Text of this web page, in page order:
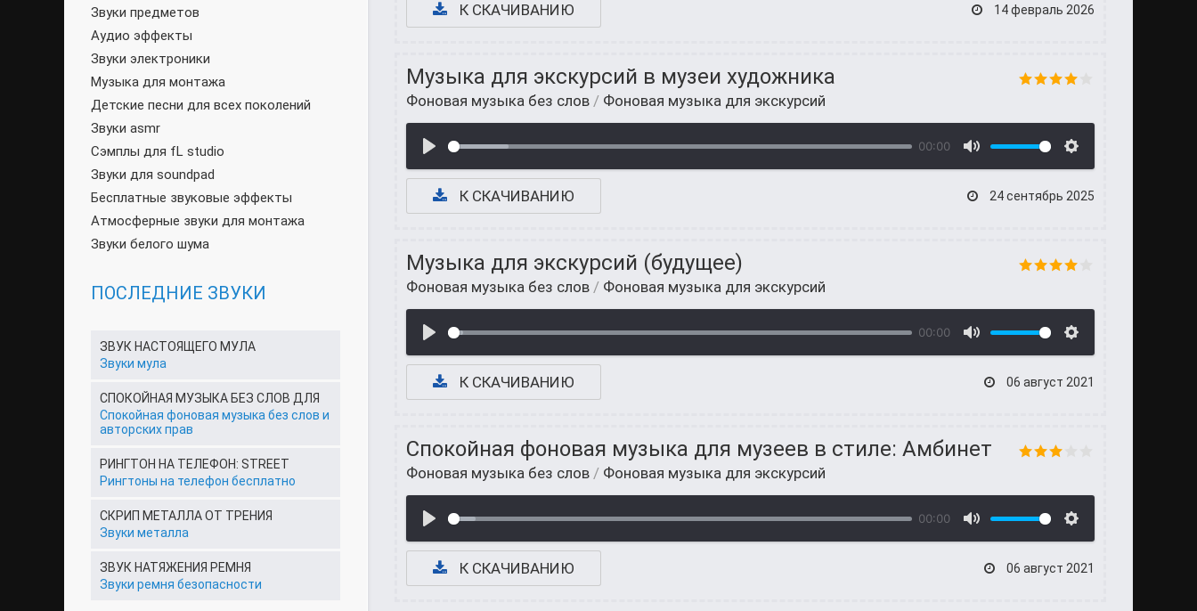
К СКАЧИВАНИЮ 14 февраль 2026
Музыка для экскурсий в музеи художника
Фоновая музыка без слов / Фоновая музыка для экскурсий
00:00
К СКАЧИВАНИЮ 24 сентябрь 2025
Музыка для экскурсий (будущее)
Фоновая музыка без слов / Фоновая музыка для экскурсий
00:00
К СКАЧИВАНИЮ 06 август 2021
Спокойная фоновая музыка для музеев в стиле: Амбинет
Фоновая музыка без слов / Фоновая музыка для экскурсий
00:00
К СКАЧИВАНИЮ 06 август 2021
Звуки предметов
Аудио эффекты
Звуки электроники
Музыка для монтажа
Детские песни для всех поколений
Звуки asmr
Сэмплы для fL studio
Звуки для soundpad
Бесплатные звуковые эффекты
Атмосферные звуки для монтажа
Звуки белого шума
ПОСЛЕДНИЕ ЗВУКИ
ЗВУК НАСТОЯЩЕГО МУЛА
Звуки мула
СПОКОЙНАЯ МУЗЫКА БЕЗ СЛОВ ДЛЯ
Спокойная фоновая музыка без слов и
авторских прав
РИНГТОН НА ТЕЛЕФОН: STREET
Рингтоны на телефон бесплатно
СКРИП МЕТАЛЛА ОТ ТРЕНИЯ
Звуки металла
ЗВУК НАТЯЖЕНИЯ РЕМНЯ
Звуки ремня безопасности